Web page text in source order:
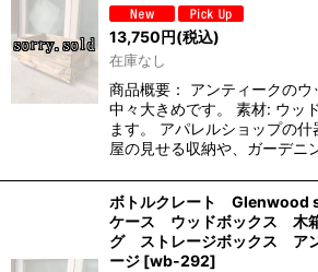
13,750円(税込)
在庫なし
商品概要： アンティークのウ
中々大きめです。 素材: ウッ
ます。 アパレルショップの
屋の見せる収納や、ガーデニ
ボトルクレート
ケース ウッドボックス 木
グ ストレージボックス ア
ージ [wb-292]